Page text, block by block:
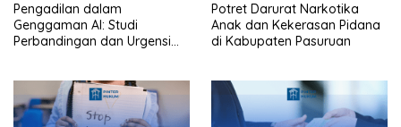
Pengadilan dalam
Genggaman AI: Studi
Perbandingan dan Urgensi
Potret Darurat Narkotika
Anak dan Kekerasan Pidana
di Kabupaten Pasuruan